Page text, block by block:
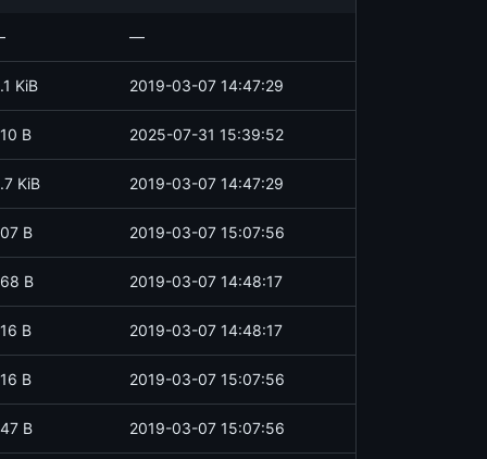
—
KiB 2019-03-07 14:47:29
B 2025-07-31 15:39:52
KiB 2019-03-07 14:47:29
B 2019-03-07 15:07:56
B 2019-03-07 14:48:17
B 2019-03-07 14:48:17
B 2019-03-07 15:07:56
B 2019-03-07 15:07:56